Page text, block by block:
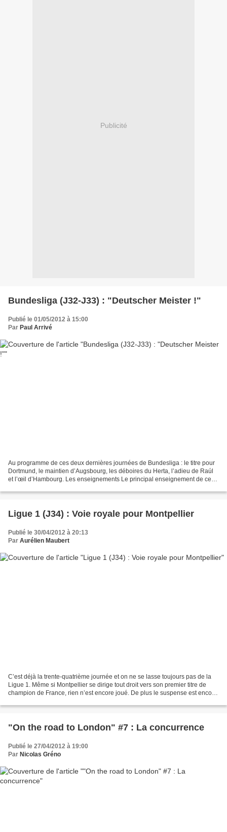
Publicité
Bundesliga (J32-J33) : "Deutscher Meister !"
Publié le 01/05/2012 à 15:00
Par Paul Arrivé
Au programme de ces deux dernières journées de Bundesliga : le titre pour
Dortmund, le maintien d’Augsbourg, les déboires du Herta, l’adieu de Raúl
et l’œil d’Hambourg. Les enseignements Le principal enseignement de ces
Ligue 1 (J34) : Voie royale pour Montpellier
Publié le 30/04/2012 à 20:13
Par Aurélien Maubert
C’est déjà la trente-quatrième journée et on ne se lasse toujours pas de la
Ligue 1. Même si Montpellier se dirige tout droit vers son premier titre de
champion de France, rien n’est encore joué. De plus le suspense est encore
"On the road to London" #7 : La concurrence
Publié le 27/04/2012 à 19:00
Par Nicolas Gréno